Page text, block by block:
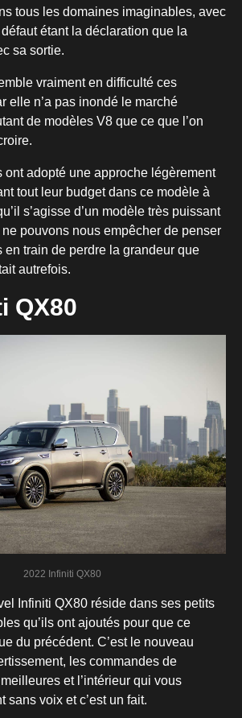
tous les domaines imaginables, avec
étant la déclaration que la
sa sortie.
vraiment en difficulté ces
elle n’a pas inondé le marché
de modèles V8 que ce que l’on
ont adopté une approche légèrement
tout leur budget dans ce modèle à
s’agisse d’un modèle très puissant
pouvons nous empêcher de penser
en train de perdre la grandeur que
autrefois.
QX80
2022 Infiniti QX80
Infiniti QX80 réside dans ses petits
qu’ils ont ajoutés pour que ce
du précédent. C’est le nouveau
les commandes de
et l’intérieur qui vous
sans voix et c’est un fait.